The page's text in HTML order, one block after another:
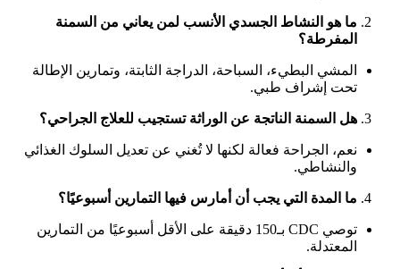
ما هو النشاط الجسدي الأنسب لمن يعاني من السمنة
المفرطة؟
المشي البطيء، السباحة، الدراجة الثابتة، وتمارين الإطالة
تحت إشراف طبي.
هل السمنة الناتجة عن الوراثة تستجيب للعلاج الجراحي؟
نعم، الجراحة فعالة لكنها لا تُغني عن تعديل السلوك الغذائي
والنشاطي.
ما المدة التي يجب أن أمارس فيها التمارين أسبوعيًا؟
توصي CDC بـ150 دقيقة على الأقل أسبوعيًا من التمارين
المعتدلة.